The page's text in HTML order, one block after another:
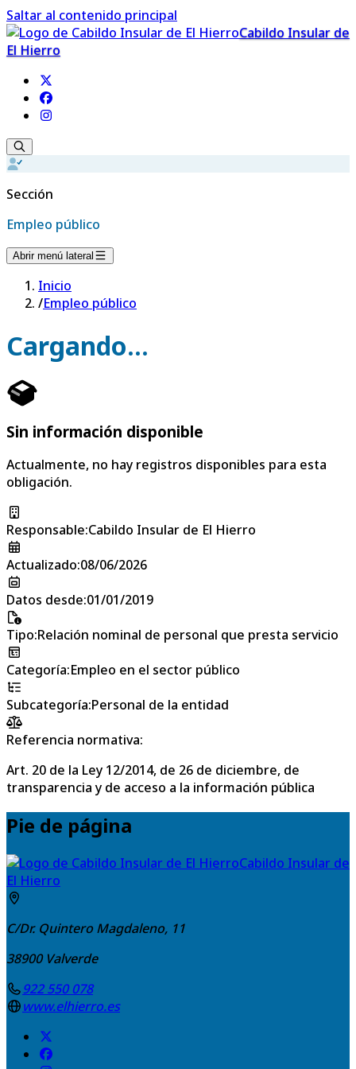
Saltar al contenido principal
Cabildo Insular de
El Hierro
Sección
Empleo público
Abrir menú lateral
Inicio
/Empleo público
Cargando...
Sin información disponible
Actualmente, no hay registros disponibles para esta
obligación.
Responsable:Cabildo Insular de El Hierro
Actualizado:08/06/2026
Datos desde:01/01/2019
Tipo:Relación nominal de personal que presta servicio
Categoría:Empleo en el sector público
Subcategoría:Personal de la entidad
Referencia normativa:
Art. 20 de la Ley 12/2014, de 26 de diciembre, de
transparencia y de acceso a la información pública
Pie de página
Cabildo Insular de
El Hierro
C/Dr. Quintero Magdaleno, 11
38900 Valverde
922 550 078
www.elhierro.es